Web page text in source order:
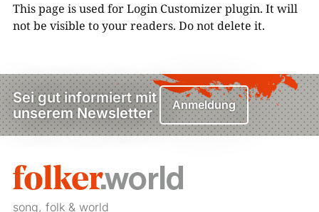
This page is used for Login Customizer plugin. It will
not be visible to your readers. Do not delete it.
Sei gut informiert mit
unserem Newsletter
Anmeldung
song, folk & world